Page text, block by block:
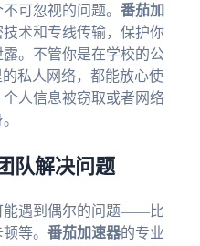
可忽视的问题。 番茄加
术和专线传输，保护你
。不管你是在学校的公
私人网络，都能放心使
人信息被窃取或者网络
队解决问题
能遇到偶尔的问题——比
等。 番茄加速器的专业